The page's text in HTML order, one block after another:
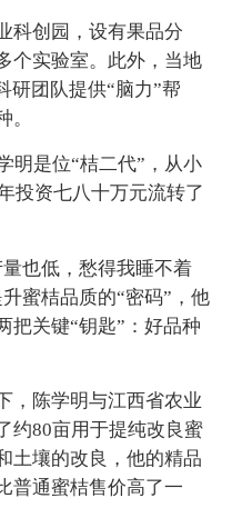
科创园，设有果品分
个实验室。此外，当地
研团队提供“脑力”帮
。
明是位“桔二代”，从小
投资七八十万元流转了
也低，愁得我睡不着
蜜桔品质的“密码”，他
把关键“钥匙”：好品种
，陈学明与江西省农业
约80亩用于提纯改良蜜
土壤的改良，他的精品
普通蜜桔售价高了一